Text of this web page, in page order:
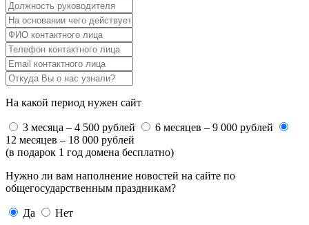
На какой период нужен сайт
3 месяца – 4 500 рублей
6 месяцев – 9 000 рублей
12 месяцев – 18 000 рублей
(в подарок 1 год домена бесплатно)
Нужно ли вам наполнение новостей на сайте по
общегосударственным праздникам?
Да
Нет